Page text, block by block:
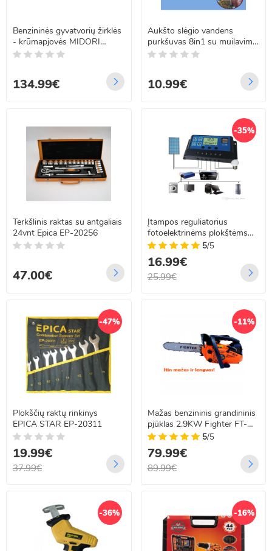
Benzininės gyvatvorių žirklės
- krūmapjovės MIDORI
JAPAN MJ-186
134.99€
Aukšto slėgio vandens
purkšuvas 8in1 su muilavimo
funkcija
10.99€
Terkšlinis raktas su antgaliais
24vnt Epica EP-20256
47.00€
-35%
Įtampos reguliatorius
fotoelektrinėms plokštėms
12V / 24V 10A LCD
5/5
16.99€
25.99€
-47%
Plokščių raktų rinkinys
EPICA STAR EP-20311
19.99€
37.99€
-11%
Mažas benzininis grandininis
pjūklas 2.9KW Fighter FT-
153
5/5
79.99€
89.99€
-36% -16%